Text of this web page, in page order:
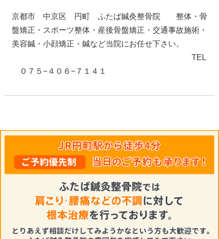
京都市 中京区 円町 ふたば鍼灸整骨院 整体・骨
盤矯正・スポーツ整体・産後骨盤矯正・交通事故施術・
美容鍼・小顔矯正・鍼など当院にお任せ下さい。
TEL
０７５−４０６−７１４１